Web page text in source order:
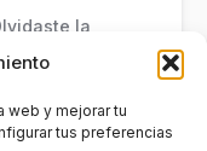
web y mejorar tu
tus preferencias
la